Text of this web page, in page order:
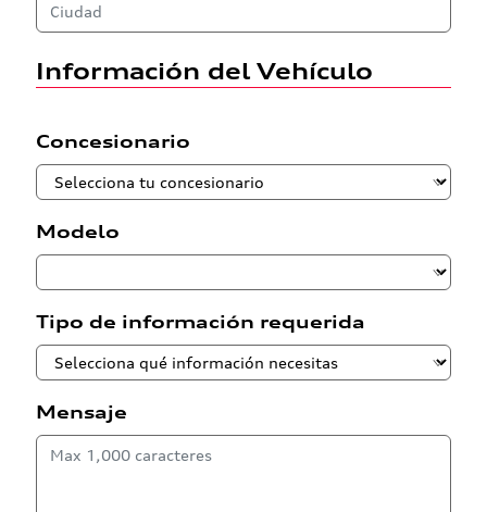
Información del Vehículo
Concesionario
Modelo
Tipo de información requerida
Mensaje